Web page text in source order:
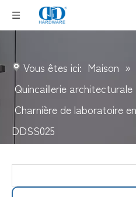
Vous êtes ici: Maison »
Quincaillerie architecturale
Charnière de laboratoire
DDSS025